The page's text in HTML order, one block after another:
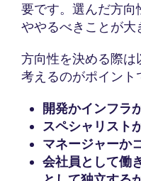
要です。選んだ方向
ややるべきことが大
方向性を決める際は
考えるのがポイント
開発かインフラ
スペシャリスト
マネージャーか
会社員として働